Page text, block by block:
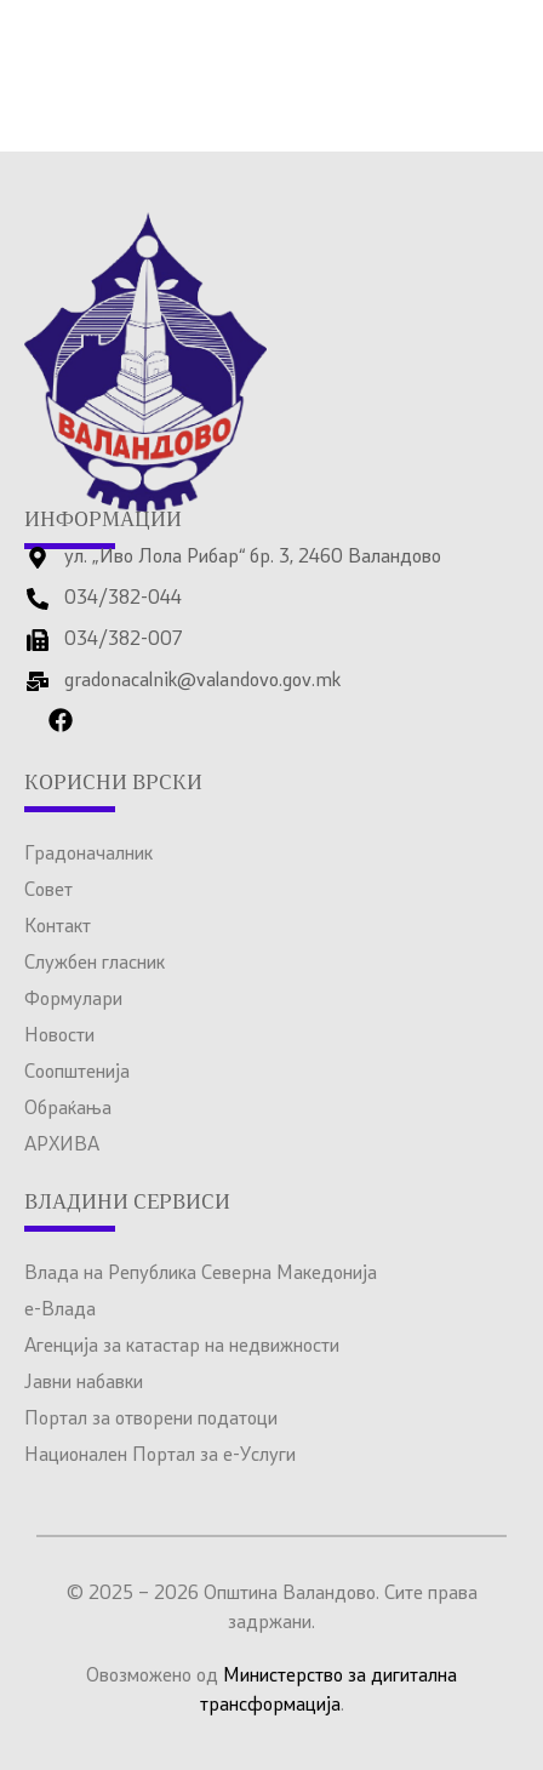
ИНФОРМАЦИИ
ул. „Иво Лола Рибар“ бр. 3, 2460 Валандово
034/382-044
034/382-007
gradonacalnik@valandovo.gov.mk
КОРИСНИ ВРСКИ
Градоначалник
Совет
Контакт
Службен гласник
Формулари
Новости
Соопштенија
Обраќања
АРХИВА
ВЛАДИНИ СЕРВИСИ
Влада на Република Северна Македонија
е-Влада
Агенција за катастар на недвижности
Јавни набавки
Портал за отворени податоци
Национален Портал за е-Услуги
© 2025 – 2026 Општина Валандово. Сите права
задржани.
Овозможено од Министерство за дигитална
трансформација.